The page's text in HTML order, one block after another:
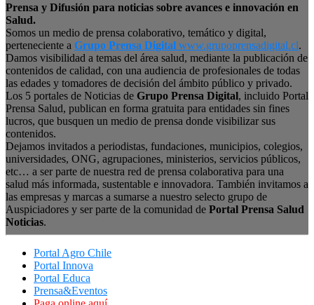
Prensa y Difusión para noticias sobre avances e innovación en
Salud.
Somos un medio de prensa colaborativo, temático y digital,
perteneciente a Grupo Prensa Digital www.grupoprensadigital.cl.
Damos visibilidad a temas del área salud, mediante la publicación de
contenidos de calidad, con una audiencia de profesionales de todas
las edades y tomadores de decisión del ámbito público y privado.
Los 5 portales de Noticias de Grupo Prensa Digital, incluido Portal
Prensa Salud, publican en forma gratuita para entidades sin fines
lucros, que busquen un medio de prensa donde visibilizar sus
contenidos.
Dejamos invitados a periodistas, fundaciones, municipios, colegios,
universidades, ONG, agrupaciones, ministerios, servicios públicos,
etc… a ser parte de nuestra red de prensa colaborativa para una
salud más informada, sustentable e innovadora. También invitamos a
las empresas y marcas a sumarse a nuestro selecto grupo de
Auspiciadores y ser parte de la comunidad de Portal Prensa Salud
Noticias.
Portal Agro Chile
Portal Innova
Portal Educa
Prensa&Eventos